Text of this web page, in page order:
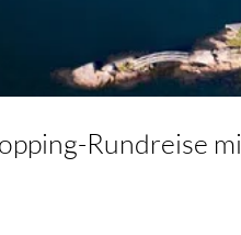
Rundreise